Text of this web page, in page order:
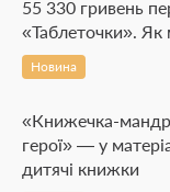
55 330 гривень
«Таблеточки». Як
Новина
«Книжечка-
герої» — у
дитячі книжки